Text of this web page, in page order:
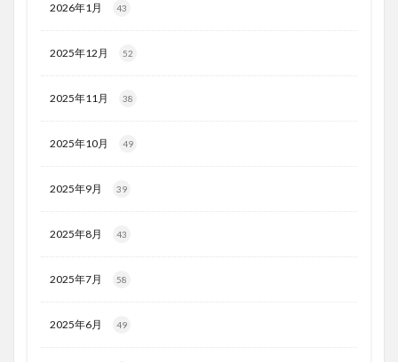
2026年1月 43
2025年12月 52
2025年11月 38
2025年10月 49
2025年9月 39
2025年8月 43
2025年7月 58
2025年6月 49